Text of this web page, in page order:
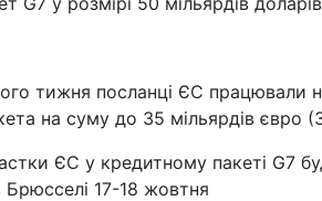
тижня посланці ЄС працювали
на суму до 35 мільярдів євро
ЄС у кредитному пакеті G7
Брюсселі 17-18 жовтня